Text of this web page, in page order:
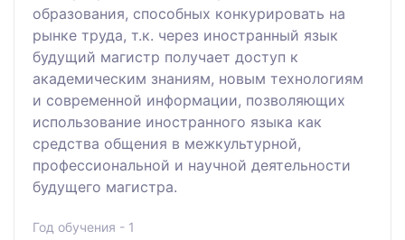
образования, способных конкурировать на
рынке труда, т.к. через иностранный язык
будущий магистр получает доступ к
академическим знаниям, новым технологиям
и современной информации, позволяющих
использование иностранного языка как
средства общения в межкультурной,
профессиональной и научной деятельности
будущего магистра.
Год обучения - 1